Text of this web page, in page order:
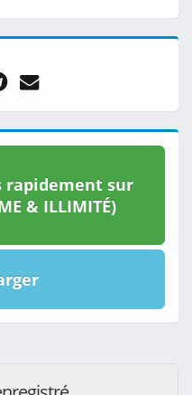
rapidement sur
& ILLIMITÉ)